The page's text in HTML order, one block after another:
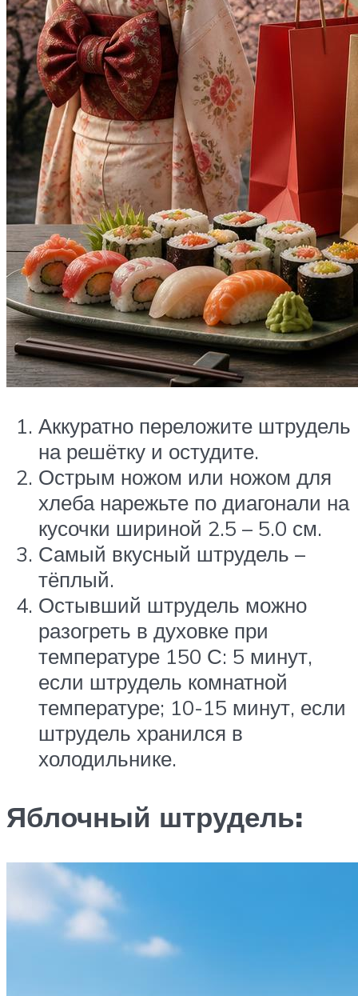
Аккуратно переложите штрудель
на решётку и остудите.
Острым ножом или ножом для
хлеба нарежьте по диагонали на
кусочки шириной 2.5 – 5.0 см.
Самый вкусный штрудель –
тёплый.
Остывший штрудель можно
разогреть в духовке при
температуре 150 С: 5 минут,
если штрудель комнатной
температуре; 10-15 минут, если
штрудель хранился в
холодильнике.
Яблочный штрудель: